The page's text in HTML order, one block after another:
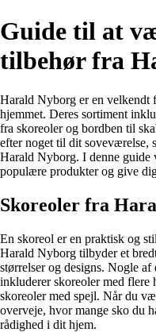
Guide til at
tilbehør fra
Harald Nyborg er en velkendt
hjemmet. Deres sortiment
fra skoreoler og bordben til
efter noget til dit soveværelse,
Harald Nyborg. I denne guide
populære produkter og give
Skoreoler fra
En skoreol er en praktisk og
Harald Nyborg tilbyder et
størrelser og designs. Nogle
inkluderer skoreoler med
skoreoler med spejl. Når du
overveje, hvor mange sko du
rådighed i dit hjem.